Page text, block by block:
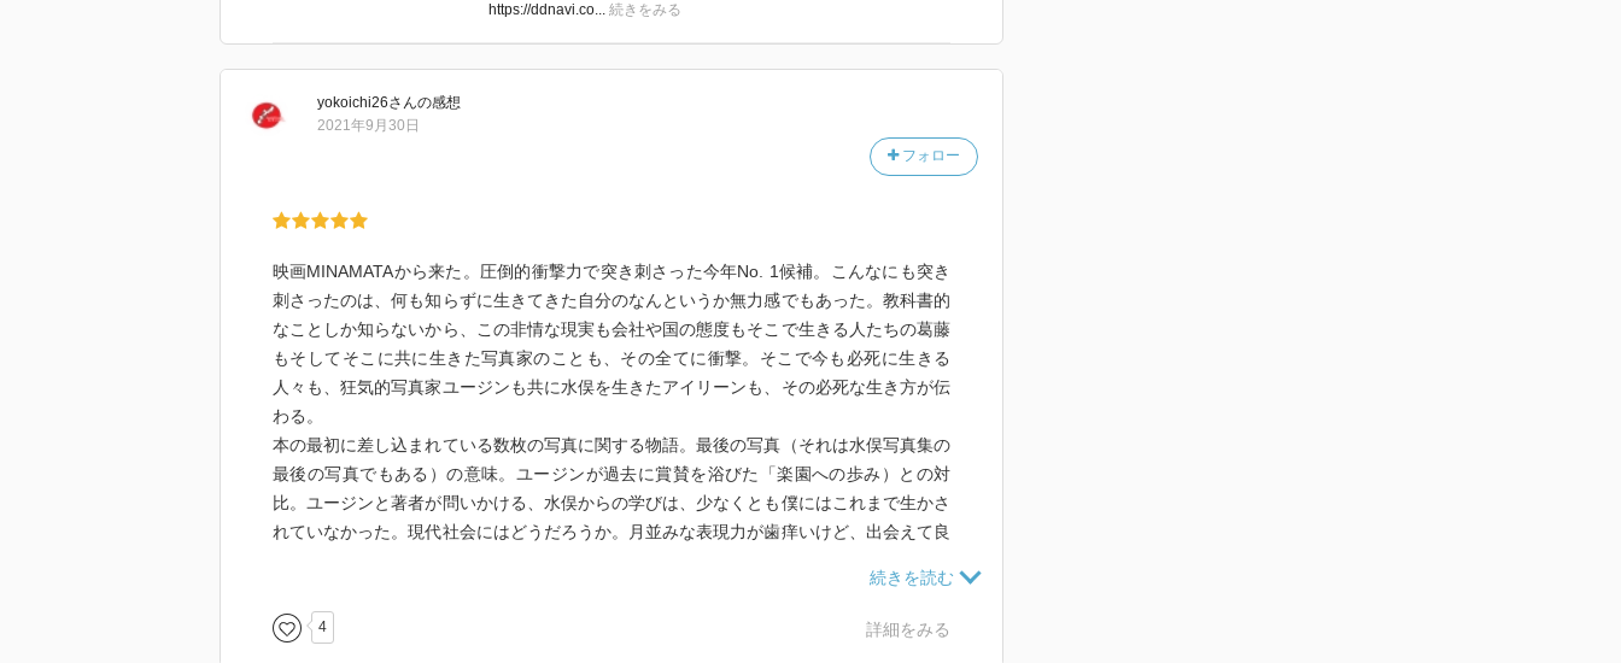
https://ddnavi.co... 続きをみる
yokoichi26さんの感想
フォロー
2021年9月30日
映画MINAMATAから来た。圧倒的衝撃力で突き刺さった今年No. 1候補。こんなにも突き
刺さったのは、何も知らずに生きてきた自分のなんというか無力感でもあった。教科書的
なことしか知らないから、この非情な現実も会社や国の態度もそこで生きる人たちの葛藤
もそしてそこに共に生きた写真家のことも、その全てに衝撃。そこで今も必死に生きる
人々も、狂気的写真家ユージンも共に水俣を生きたアイリーンも、その必死な生き方が伝
わる。
本の最初に差し込まれている数枚の写真に関する物語。最後の写真（それは水俣写真集の
最後の写真でもある）の意味。ユージンが過去に賞賛を浴びた「楽園への歩み）との対
比。ユージンと著者が問いかける、水俣からの学びは、少なくとも僕にはこれまで生かさ
れていなかった。現代社会にはどうだろうか。月並みな表現力が歯痒いけど、出会えて良
4 詳細をみる